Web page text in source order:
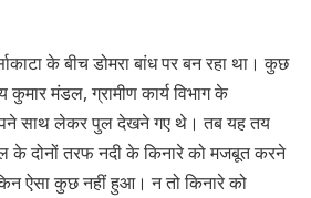
के बीच डोमरा बांध पर बन रहा था। कुछ
कुमार मंडल, ग्रामीण कार्य विभाग के
साथ लेकर पुल देखने गए थे। तब यह तय
के दोनों तरफ नदी के किनारे को मजबूत करने
ऐसा कुछ नहीं हुआ। न तो किनारे को